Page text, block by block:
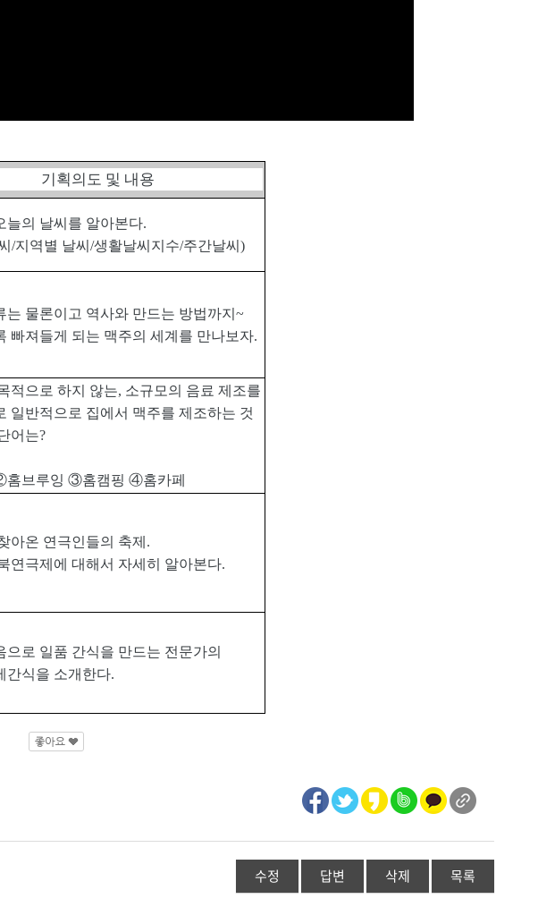
기획의도 및 내용
늘의 날씨를 알아본다.
/지역별 날씨/생활날씨지수/주간날씨)
는 물론이고 역사와 만드는 방법까지~
빠져들게 되는 맥주의 세계를 만나보자.
적으로 하지 않는, 소규모의 음료 제조를
일반적으로 집에서 맥주를 제조하는 것
어는?
홈브루잉③홈캠핑④홈카페
아온 연극인들의 축제 .
연극제에 대해서 자세히 알아본다.
으로 일품 간식을 만드는 전문가의
간식을 소개한다.
수정 답변 삭제 목록